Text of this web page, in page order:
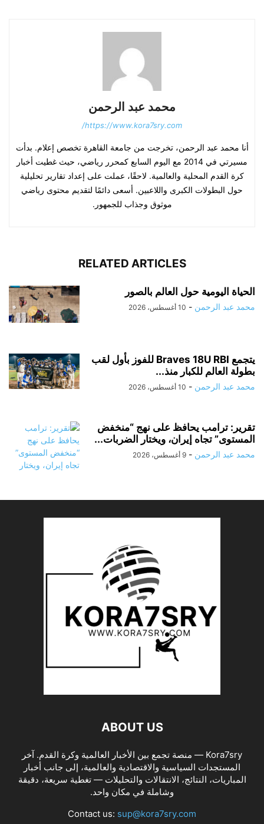
محمد عبد الرحمن
https://www.kora7sry.com/
أنا محمد عبد الرحمن، تخرجت من جامعة القاهرة تخصص إعلام. بدأت
مسيرتي في 2014 مع اليوم السابع كمحرر رياضي، حيث غطيت أخبار
كرة القدم المحلية والعالمية. لاحقًا، عملت على إعداد تقارير تحليلية
حول البطولات الكبرى واللاعبين. أسعى دائمًا لتقديم محتوى رياضي
موثوق وجذاب للجمهور.
RELATED ARTICLES
الحياة اليومية حول العالم بالصور
محمد عبد الرحمن - 10 أغسطس، 2026
يتجمع Braves 18U RBI للفوز بأول لقب
بطولة العالم للكبار منذ...
محمد عبد الرحمن - 10 أغسطس، 2026
تقرير: ترامب يحافظ على نهج “منخفض
المستوى” تجاه إيران، ويختار الضربات...
محمد عبد الرحمن - 9 أغسطس، 2026
ABOUT US
Kora7sry — منصة تجمع بين الأخبار العالمية وكرة القدم. آخر
المستجدات السياسية والاقتصادية والعالمية، إلى جانب أخبار
المباريات، النتائج، الانتقالات والتحليلات — تغطية سريعة، دقيقة
وشاملة في مكان واحد.
Contact us: sup@kora7sry.com